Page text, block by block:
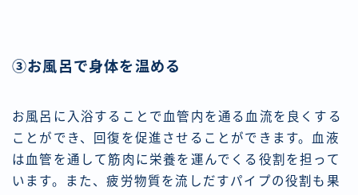
③お風呂で身体を温める
お風呂に入浴することで血管内を通る血流を良くする
ことができ、回復を促進させることができます。血液
は血管を通して筋肉に栄養を運んでくる役割を担って
います。また、疲労物質を流しだすパイプの役割も果